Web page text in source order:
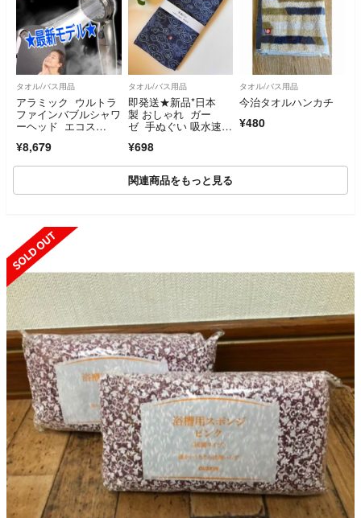
タオル/バス用品
アラミック ウルトラ
ファインバブルシャワ
ーヘッド エコス
¥8,679
タオル/バス用品
即発送★新品*日本
製 おしゃれ ガー
ゼ 手ぬぐい 吸水速
¥698
タオル/バス用品
今治タオルハンカチ
¥480
関連商品をもっと見る